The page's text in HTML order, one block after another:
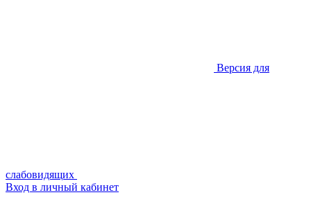
Версия для
слабовидящих
Вход в личный кабинет